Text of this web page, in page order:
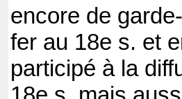
encore de
fer au 18e s. et
participé à la